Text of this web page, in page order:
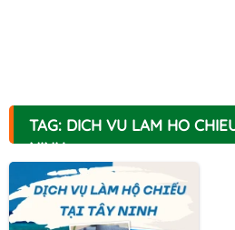
TAG: DICH VU LAM HO
NINH